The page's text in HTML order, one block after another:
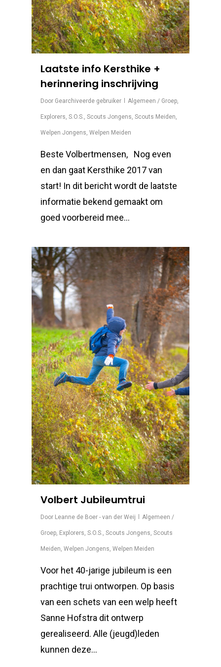
Laatste info Kersthike +
herinnering inschrijving
Door Gearchiveerde gebruiker Algemeen / Groep,
Explorers, S.O.S., Scouts Jongens, Scouts Meiden,
Welpen Jongens, Welpen Meiden
Beste Volbertmensen, Nog even
en dan gaat Kersthike 2017 van
start! In dit bericht wordt de laatste
informatie bekend gemaakt om
goed voorbereid mee…
Volbert Jubileumtrui
Door Leanne de Boer - van der Weij Algemeen /
Groep, Explorers, S.O.S., Scouts Jongens, Scouts
Meiden, Welpen Jongens, Welpen Meiden
Voor het 40-jarige jubileum is een
prachtige trui ontworpen. Op basis
van een schets van een welp heeft
Sanne Hofstra dit ontwerp
gerealiseerd. Alle (jeugd)leden
kunnen deze…